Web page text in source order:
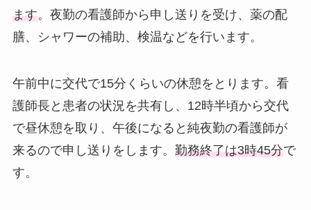
ます。夜勤の看護師から申し送りを受け、薬の配
膳、シャワーの補助、検温などを行います。
午前中に交代で15分くらいの休憩をとります。看
護師長と患者の状況を共有し、12時半頃から交代
で昼休憩を取り、午後になると純夜勤の看護師が
来るので申し送りをします。 勤務終了は3時45分で
す。